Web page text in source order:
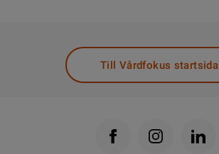
Till Vårdfokus startsida